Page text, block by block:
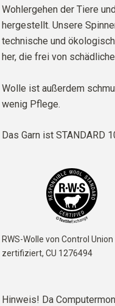
Wohlergehen der Tiere
hergestellt. Unsere
technische und
her, die frei von
Wolle ist außerdem
wenig Pflege.
Das Garn ist STANDARD
RWS-Wolle von Control Union
zertifiziert, CU 1276494
Hinweis! Da